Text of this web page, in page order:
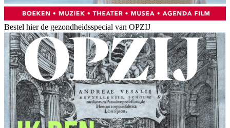
Bestel hier de gezondheidsspecial van OPZIJ